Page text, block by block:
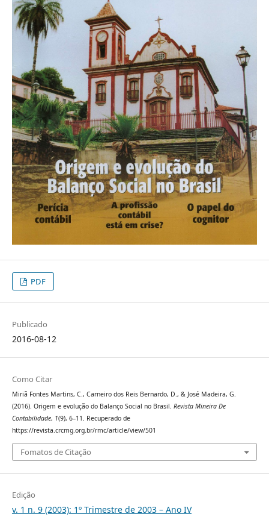
PDF
Publicado
2016-08-12
Como Citar
Miriã Fontes Martins, C., Carneiro dos Reis Bernardo, D., & José Madeira, G.
(2016). Origem e evolução do Balanço Social no Brasil. Revista Mineira De
Contabilidade, 1(9), 6–11. Recuperado de
https://revista.crcmg.org.br/rmc/article/view/501
Fomatos de Citação
Edição
v. 1 n. 9 (2003): 1º Trimestre de 2003 – Ano IV